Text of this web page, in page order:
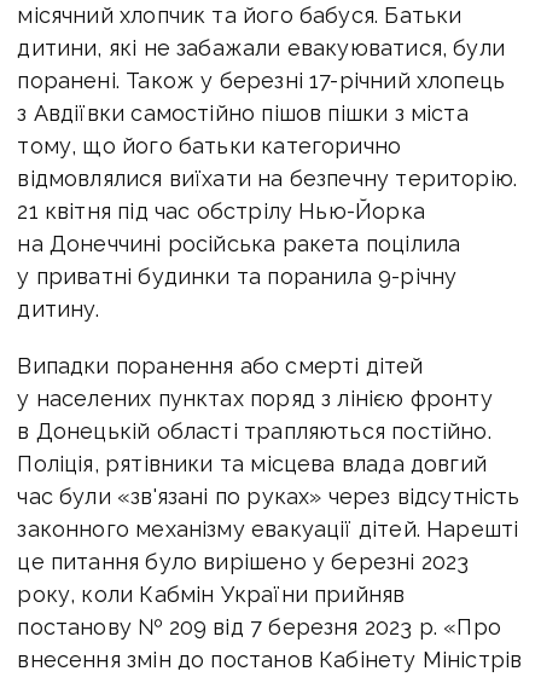
місячний хлопчик та його бабуся. Батьки
дитини, які не забажали евакуюватися, були
поранені. Також у березні 17-річний хлопець
з Авдіївки самостійно пішов пішки з міста
тому, що його батьки категорично
відмовлялися виїхати на безпечну територію.
21 квітня під час обстрілу Нью-Йорка
на Донеччині російська ракета поцілила
у приватні будинки та поранила 9-річну
дитину.
Випадки поранення або смерті дітей
у населених пунктах поряд з лінією фронту
в Донецькій області трапляються постійно.
Поліція, рятівники та місцева влада довгий
час були «зв'язані по руках» через відсутність
законного механізму евакуації дітей. Нарешті
це питання було вирішено у березні 2023
року, коли Кабмін України прийняв
постанову № 209 від 7 березня 2023 р. «Про
внесення змін до постанов Кабінету Міністрів